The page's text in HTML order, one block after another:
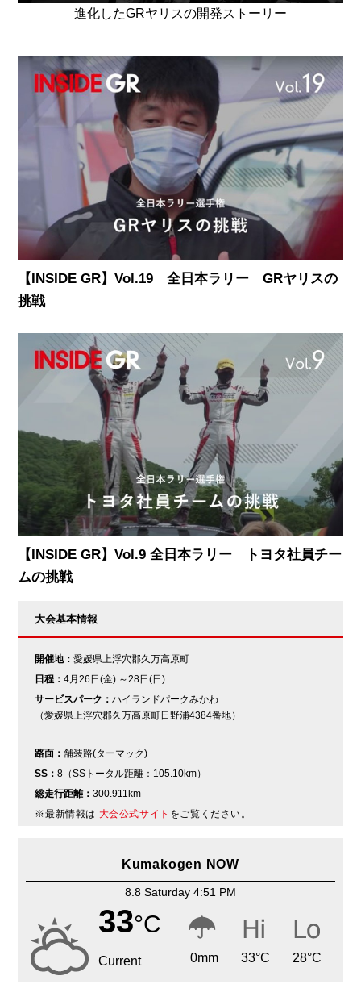
進化したGRヤリスの開発ストーリー
【INSIDE GR】Vol.19 全日本ラリー GRヤリスの
挑戦
【INSIDE GR】Vol.9 全日本ラリー トヨタ社員チー
ムの挑戦
大会基本情報
開催地：愛媛県上浮穴郡久万高原町
日程：4月26日(金) ～28日(日)
サービスパーク：ハイランドパークみかわ
（愛媛県上浮穴郡久万高原町日野浦4384番地）
路面：舗装路(ターマック)
SS：8（SSトータル距離：105.10km）
総走行距離：300.911km
※最新情報は 大会公式サイト をご覧ください。
Kumakogen NOW
8.8 Saturday 4:51 PM
33°C
Current 0mm 33°C 28°C